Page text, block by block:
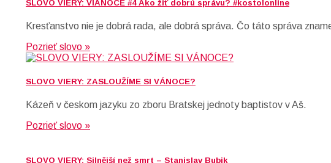
SLOVO VIERY: VIANOCE #4 Ako žiť dobrú správu? #kostolonline
Kresťanstvo nie je dobrá rada, ale dobrá správa. Čo táto správa
Pozrieť slovo »
SLOVO VIERY: ZASLOUŽÍME SI VÁNOCE?
Kázeň v českom jazyku zo zboru Bratskej jednoty baptistov v Aš.
Pozrieť slovo »
SLOVO VIERY: Silnější než smrt – Stanislav Bubik